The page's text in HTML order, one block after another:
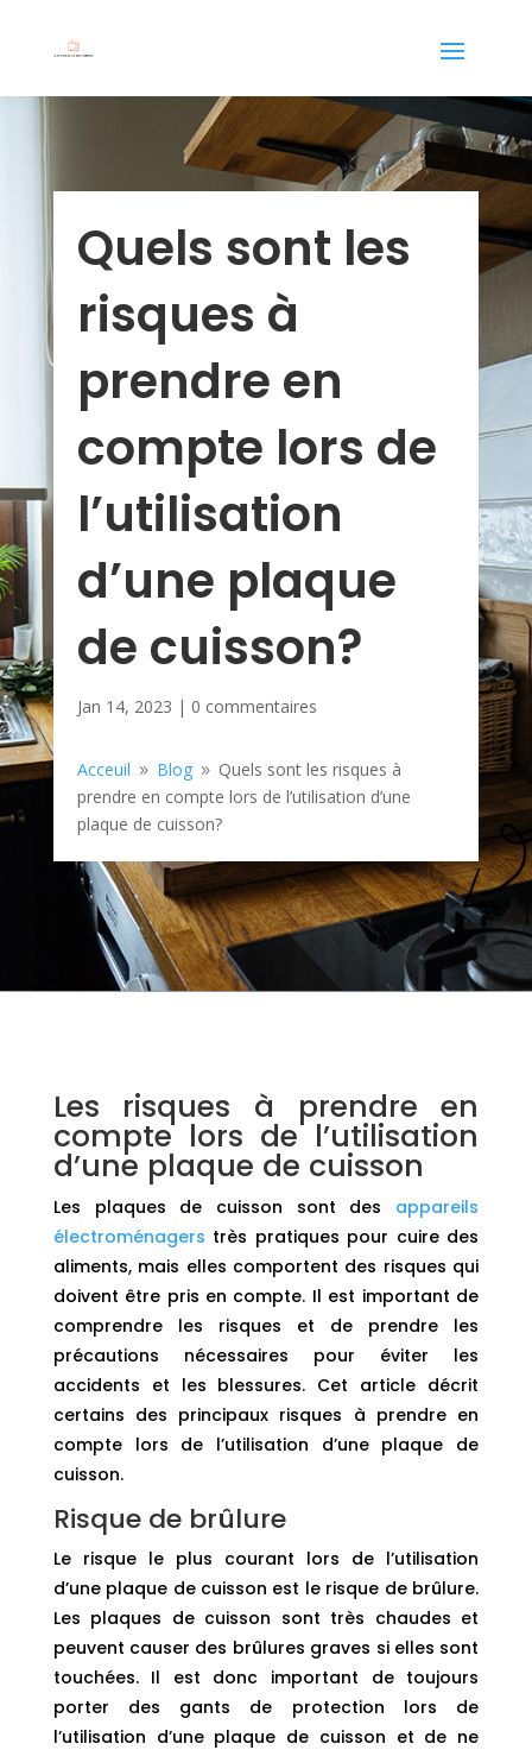
Quels sont les
risques à
prendre en
compte lors de
l’utilisation
d’une plaque
de cuisson?
Jan 14, 2023 | 0 commentaires
Acceuil 9 Blog 9 Quels sont les risques à
prendre en compte lors de l’utilisation d’une
plaque de cuisson?
Les risques à prendre en
compte lors de l’utilisation
d’une plaque de cuisson
Les plaques de cuisson sont des appareils
électroménagers très pratiques pour cuire des
aliments, mais elles comportent des risques qui
doivent être pris en compte. Il est important de
comprendre les risques et de prendre les
précautions nécessaires pour éviter les
accidents et les blessures. Cet article décrit
certains des principaux risques à prendre en
compte lors de l’utilisation d’une plaque de
cuisson.
Risque de brûlure
Le risque le plus courant lors de l’utilisation
d’une plaque de cuisson est le risque de brûlure.
Les plaques de cuisson sont très chaudes et
peuvent causer des brûlures graves si elles sont
touchées. Il est donc important de toujours
porter des gants de protection lors de
l’utilisation d’une plaque de cuisson et de ne